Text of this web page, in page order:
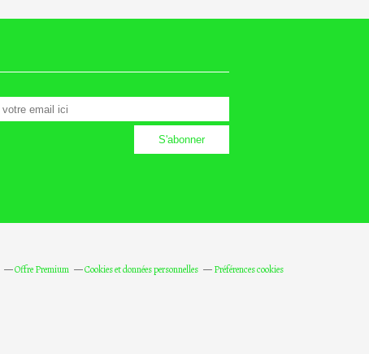
Offre Premium Cookies et données personnelles Préférences cookies